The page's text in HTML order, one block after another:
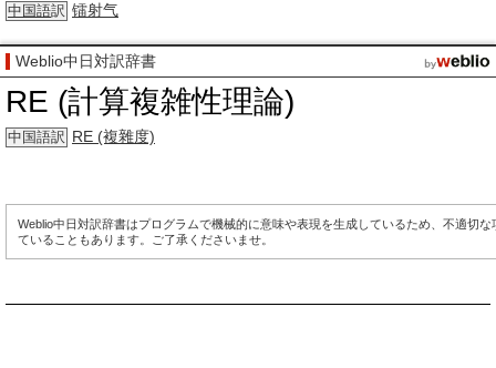
中国語訳 镭射气
Weblio中日対訳辞書
RE (計算複雑性理論)
中国語訳 RE (複雜度)
Weblio中日対訳辞書はプログラムで機械的に意味や表現を生成しているため、不適切な
ていることもあります。ご了承くださいませ。